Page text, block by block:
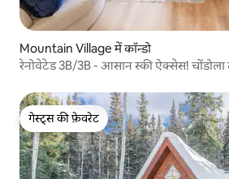
Mountain Village में कॉन्डो
रेनोवेटेड 3B/3B - आसान स्की ऐक्सेस!
गेस्ट्स की फ़ेवरेट
गेस्ट्स की फ़ेवरेट